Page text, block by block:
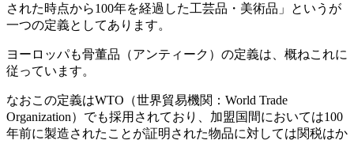
された時点から100年を経過した工芸品・美術品」というが
一つの定義としてあります。
ヨーロッパも骨董品（アンティーク）の定義は、概ねこれに
従っています。
なおこの定義はWTO（世界貿易機関：World Trade
Organization）でも採用されており、加盟国間においては100
年前に製造されたことが証明された物品に対しては関税はか